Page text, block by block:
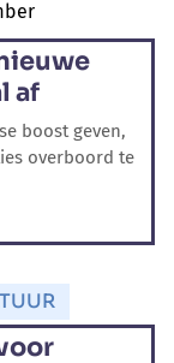
af
boost geven,
overboord te